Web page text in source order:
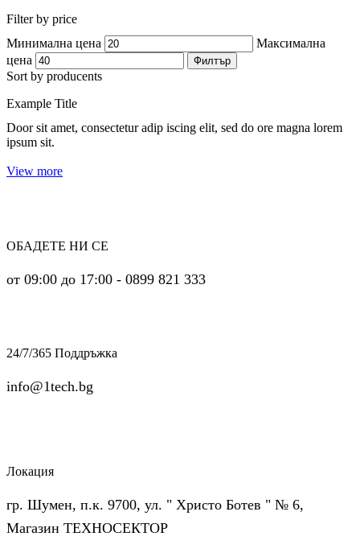
Filter by price
Минимална цена
Максимална
цена
Филтър
Sort by producents
Example Title
Door sit amet, consectetur adip iscing elit, sed do ore magna lorem
ipsum sit.
View more
ОБАДЕТЕ НИ СЕ
от 09:00 до 17:00 - 0899 821 333
24/7/365 Поддръжка
info@1tech.bg
Локация
гр. Шумен, п.к. 9700, ул. " Христо Ботев " № 6,
Магазин ТЕХНОСЕКТОР